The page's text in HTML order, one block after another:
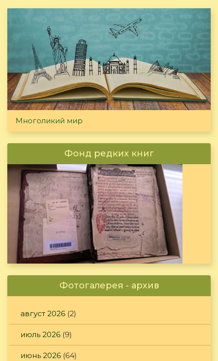
Многоликий мир
Фонд редких книг
Фотогалерея - архив
август 2026 (2)
июль 2026 (9)
июнь 2026 (64)